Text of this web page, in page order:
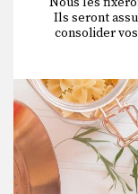
Ils seront
consolider